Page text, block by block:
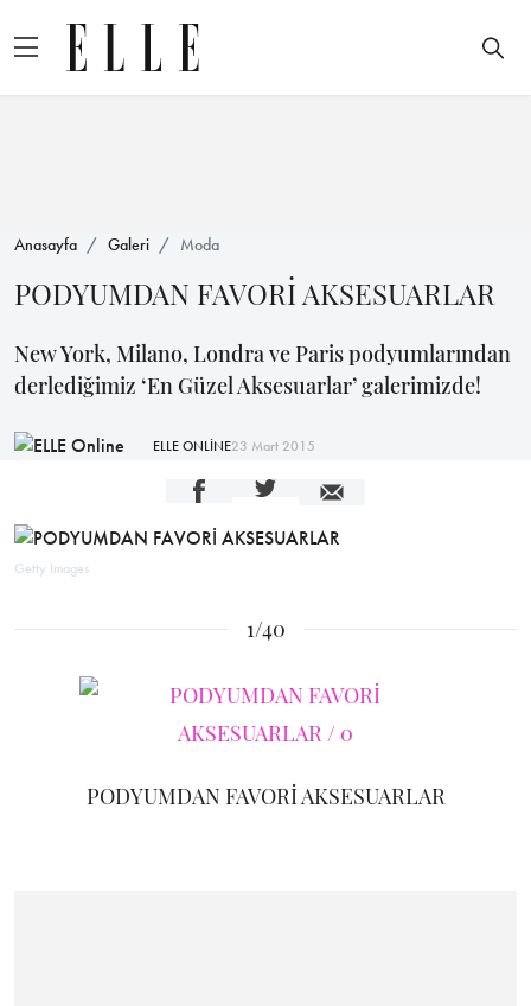
Anasayfa Galeri Moda
PODYUMDAN FAVORİ AKSESUARLAR
New York, Milano, Londra ve Paris podyumlarından
derlediğimiz ‘En Güzel Aksesuarlar’ galerimizde!
ELLE ONLİNE23 Mart 2015
Getty Images
1/40
PODYUMDAN FAVORİ AKSESUARLAR